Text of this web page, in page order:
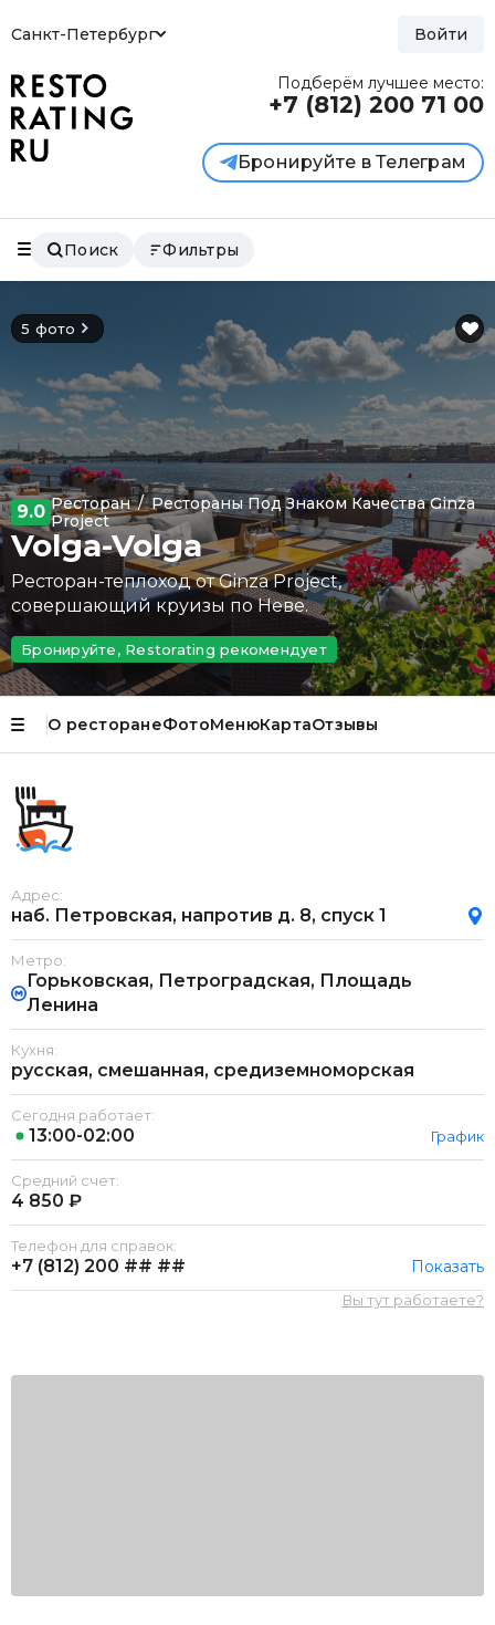
Санкт-Петербург Войти
Подберём лучшее место:
+7 (812) 200 71 00
Бронируйте в Телеграм
Поиск Фильтры
5 фото
9.0 Ресторан / Рестораны Под Знаком Качества Ginza
Project
Volga-Volga
Ресторан-теплоход от Ginza Project,
совершающий круизы по Неве.
Бронируйте, Restorating рекомендует
О ресторанеФотоМенюКартаОтзывы
Адрес:
наб. Петровская, напротив д. 8, спуск 1
Метро:
Горьковская, Петроградская, Площадь
Ленина
Кухня:
русская, смешанная, средиземноморская
Сегодня работает:
13:00-02:00 График
Средний счет:
4 850 ₽
Телефон для справок:
+7 (812) 200 ## ## Показать
Вы тут работаете?